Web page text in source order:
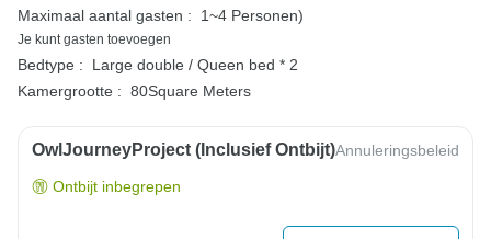
Maximaal aantal gasten : 1~4 Personen)
Je kunt gasten toevoegen
Bedtype :
Large double / Queen bed * 2
Kamergrootte : 80Square Meters
OwlJourneyProject (inclusief Ontbijt)Annuleringsbeleid
Ontbijt inbegrepen